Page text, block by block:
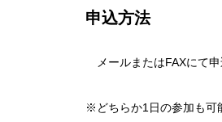
申込方法
メールまたはFAXにて
※どちらか1日の参加も可